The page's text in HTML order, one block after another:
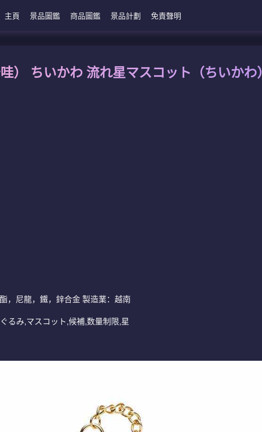
主頁 景品圖鑑 商品圖鑑 景品計劃 免責聲明
） ちいかわ 流れ星マスコット（ちいかわ）
，尼龍，鐵，鋅合金 製造業：越南
るみ,マスコット,候補,数量制限,星